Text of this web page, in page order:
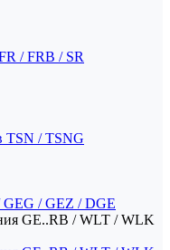
/ FRB / SR
TSN / TSNG
/ GEZ / DGE
GE..RB / WLT / WLK